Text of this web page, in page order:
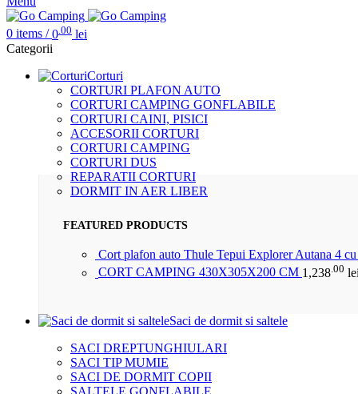
0 items / 0 .00 lei
Categorii
Corturi
CORTURI PLAFON AUTO
CORTURI CAMPING GONFLABILE
CORTURI CAINI, PISICI
ACCESORII CORTURI
CORTURI CAMPING
CORTURI DUS
REPARATII CORTURI
DORMIT IN AER LIBER
FEATURED PRODUCTS
Cort plafon auto Thule Tepui Explorer Autana 4
CORT CAMPING 430X305X200 CM 1,238 .00
Saci de dormit si saltele
SACI DREPTUNGHIULARI
SACI TIP MUMIE
SACI DE DORMIT COPII
SALTELE GONFLABILE